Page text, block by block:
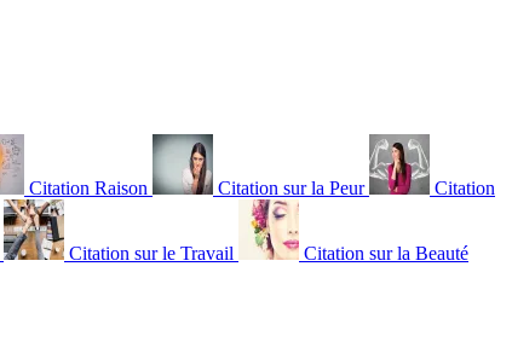
Citation Raison Citation sur la Peur Citation
Citation sur le Travail Citation sur la Beauté